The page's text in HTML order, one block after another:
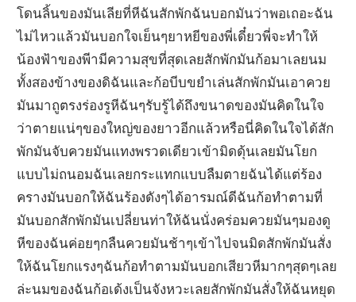
โดนลิ้นของมันเลียที่หีฉันสักพักฉันบอกมันว่าพอเถอะฉัน
ไม่ไหวแล้วมันบอกใจเย็นๆยาหยีของพี่เดี๋ยวพี่จะทำให้
น้องฟ้าของพีามีความสุขที่สุดเลยสักพักมันก้อมาเลยนม
ทั้งสองข้างของดิฉันและก้อบีบขยำเล่นสักพักมันเอาควย
มันมาถูตรงร่องรูหีฉันๆรับรู้ได้ถึงขนาดของมันคิดในใจ
ว่าตายแน่ๆของใหญ่ของยาวอีกแล้วหรือนี่คิดในใจได้สัก
พักมันจับควยมันแทงพรวดเดียวเข้ามิดดุ้นเลยมันโยก
แบบไม่ถนอมฉันเลยกระแทกแบบลืมตายฉันได้แต่ร้อง
ครางมันบอกให้ฉันร้องดังๆได้อารมณ์ดีฉันก้อทำตามที่
มันบอกสักพักมันเปลี่ยนท่าให้ฉันนั่งคร่อมควยมันๆมองดู
หีของฉันค่อยๆกลืนควยมันช้าๆเข้าไปจนมิดสักพักมันสั่ง
ให้ฉันโยกแรงๆฉันก้อทำตามมันบอกเสียวหีมากๆสุดๆเลย
ล่ะนมของฉันก้อเด้งเป็นจังหวะเลยสักพักมันสั่งให้ฉันหยุด